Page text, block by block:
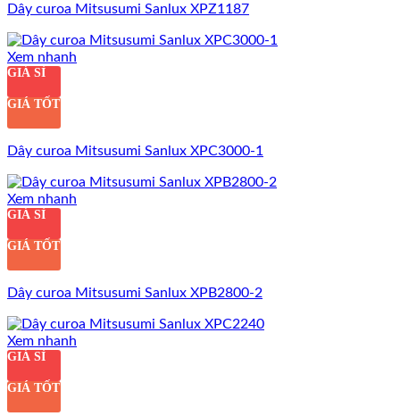
Dây curoa Mitsusumi Sanlux XPZ1187
Xem nhanh
GIÁ SỈ
GIÁ TỐT
Dây curoa Mitsusumi Sanlux XPC3000-1
Xem nhanh
GIÁ SỈ
GIÁ TỐT
Dây curoa Mitsusumi Sanlux XPB2800-2
Xem nhanh
GIÁ SỈ
GIÁ TỐT